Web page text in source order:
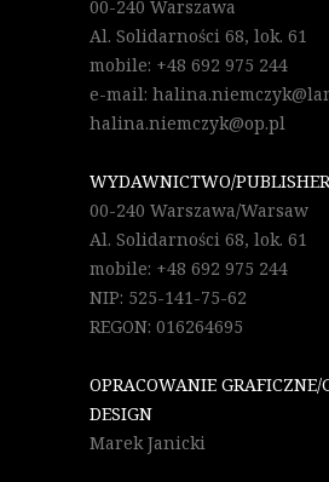
00-240 Warszawa
Al. Solidarności 68, lok. 61
mobile: +48 692 975 244
e-mail:
halina.niemczyk@op.pl
WYDAWNICTWO/
00-240 Warszawa/Warsaw
Al. Solidarności 68, lok. 61
mobile: +48 692 975 244
NIP: 525-141-75-62
REGON: 016264695
OPRACOWANIE GRAFICZNE/
DESIGN
Marek Janicki